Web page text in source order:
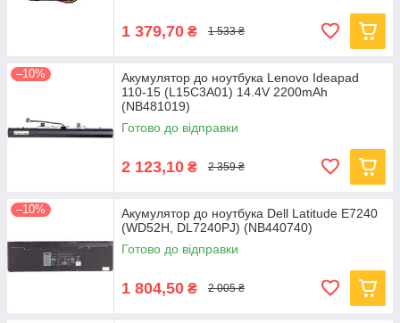
1 379,70 ₴ 1 533 ₴
–10%
Акумулятор до ноутбука Lenovo Ideapad
110-15 (L15C3A01) 14.4V 2200mAh
(NB481019)
Готово до відправки
2 123,10 ₴ 2 359 ₴
–10%
Акумулятор до ноутбука Dell Latitude E7240
(WD52H, DL7240PJ) (NB440740)
Готово до відправки
1 804,50 ₴ 2 005 ₴